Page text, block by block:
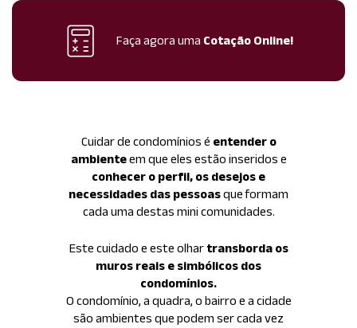
Faça agora uma Cotação Online!
Cuidar de condomínios é entender o
ambienteem que eles estão inseridos e
conhecer o perfil, os desejos e
necessidades das pessoasque formam
cada uma destas mini comunidades.
Este cuidado e este olhar transborda os
muros reais e simbólicos dos
condomínios.
O condomínio, a quadra, o bairro e a cidade
são ambientes que podem ser cada vez